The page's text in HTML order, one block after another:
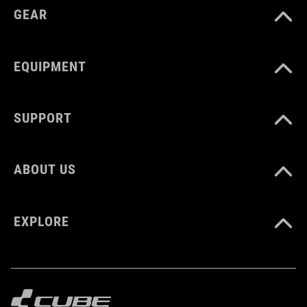
GEAR
EQUIPMENT
SUPPORT
ABOUT US
EXPLORE